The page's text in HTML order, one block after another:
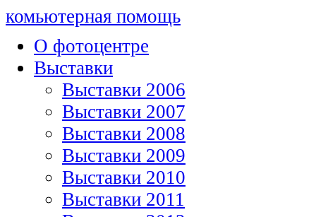
комьютерная помощь
О фотоцентре
Выставки
Выставки 2006
Выставки 2007
Выставки 2008
Выставки 2009
Выставки 2010
Выставки 2011